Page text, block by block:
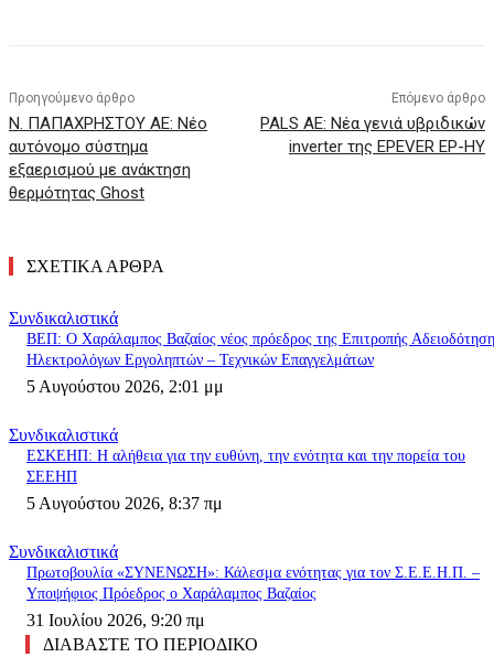
Προηγούμενο άρθρο
Ν. ΠΑΠΑΧΡΗΣΤΟΥ ΑΕ: Νέο
αυτόνομο σύστημα
εξαερισμού με ανάκτηση
θερμότητας Ghost
Επόμενο άρθρο
PALS AE: Νέα γενιά υβριδικών
inverter της EPEVER EP-HY
ΣΧΕΤΙΚΑ ΑΡΘΡΑ
Συνδικαλιστικά
ΒΕΠ: Ο Χαράλαμπος Βαζαίος νέος πρόεδρος της Επιτροπής
Ηλεκτρολόγων Εργοληπτών – Τεχνικών Επαγγελμάτων
5 Αυγούστου 2026, 2:01 μμ
Συνδικαλιστικά
ΕΣΚΕΗΠ: Η αλήθεια για την ευθύνη, την ενότητα και την πορεία του
ΣΕΕΗΠ
5 Αυγούστου 2026, 8:37 πμ
Συνδικαλιστικά
Πρωτοβουλία «ΣΥΝΕΝΩΣΗ»: Κάλεσμα ενότητας για τον Σ.Ε.Ε.Η.Π. –
Υποψήφιος Πρόεδρος ο Χαράλαμπος Βαζαίος
31 Ιουλίου 2026, 9:20 πμ
ΔΙΑΒΑΣΤΕ ΤΟ ΠΕΡΙΟΔΙΚΟ